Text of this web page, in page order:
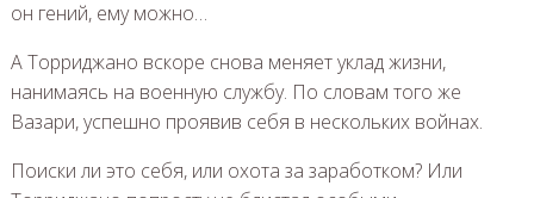
он гений, ему можно…
А Торриджано вскоре снова меняет уклад жизни,
нанимаясь на военную службу. По словам того же
Вазари, успешно проявив себя в нескольких войнах.
Поиски ли это себя, или охота за заработком? Или